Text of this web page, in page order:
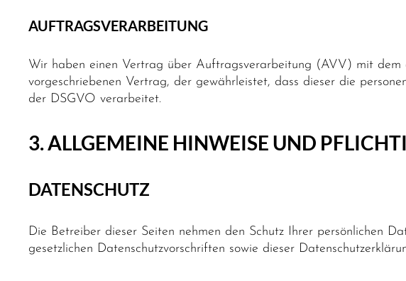
AUFTRAGSVERARBEITUNG
Wir haben einen Vertrag über Auftragsverarbeitung (AVV) mit dem
vorgeschriebenen Vertrag, der gewährleistet, dass dieser die
der DSGVO verarbeitet.
3. ALLGEMEINE HINWEISE UND
DATENSCHUTZ
Die Betreiber dieser Seiten nehmen den Schutz Ihrer persönlichen
gesetzlichen Datenschutzvorschriften sowie dieser